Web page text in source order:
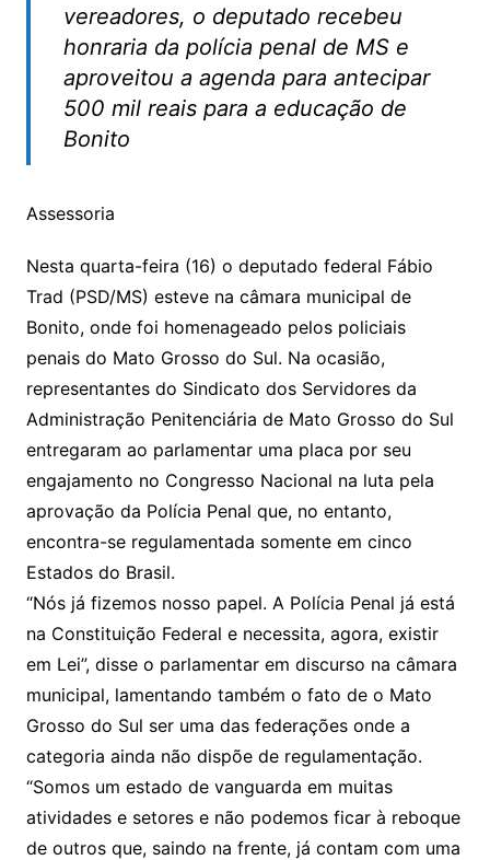
vereadores, o deputado recebeu
honraria da polícia penal de MS e
aproveitou a agenda para antecipar
500 mil reais para a educação de
Bonito
Assessoria
Nesta quarta-feira (16) o deputado federal Fábio
Trad (PSD/MS) esteve na câmara municipal de
Bonito, onde foi homenageado pelos policiais
penais do Mato Grosso do Sul. Na ocasião,
representantes do Sindicato dos Servidores da
Administração Penitenciária de Mato Grosso do Sul
entregaram ao parlamentar uma placa por seu
engajamento no Congresso Nacional na luta pela
aprovação da Polícia Penal que, no entanto,
encontra-se regulamentada somente em cinco
Estados do Brasil.
“Nós já fizemos nosso papel. A Polícia Penal já está
na Constituição Federal e necessita, agora, existir
em Lei”, disse o parlamentar em discurso na câmara
municipal, lamentando também o fato de o Mato
Grosso do Sul ser uma das federações onde a
categoria ainda não dispõe de regulamentação.
“Somos um estado de vanguarda em muitas
atividades e setores e não podemos ficar à reboque
de outros que, saindo na frente, já contam com uma